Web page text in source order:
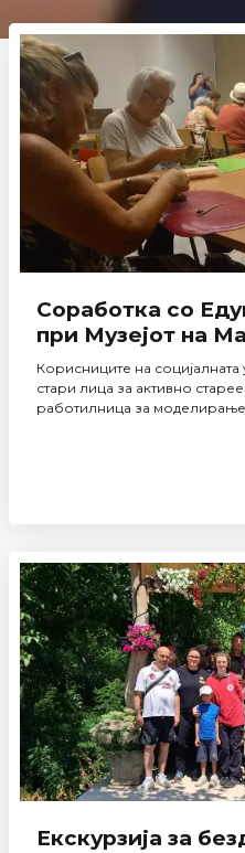
Соработка со
при Музејот на
Корисниците на социјалната
стари лица за активно
работилница за моделирање
Екскурзија за